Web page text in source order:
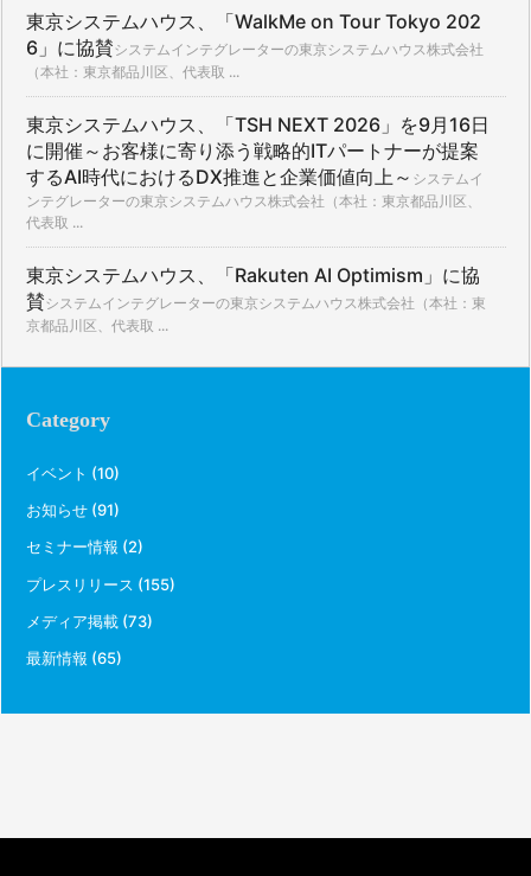
東京システムハウス、「WalkMe on Tour Tokyo 202
6」に協賛システムインテグレーターの東京システムハウス株式会社
（本社：東京都品川区、代表取 ...
東京システムハウス、「TSH NEXT 2026」を9月16日
に開催～お客様に寄り添う戦略的ITパートナーが提案
するAI時代におけるDX推進と企業価値向上～ システムイ
ンテグレーターの東京システムハウス株式会社（本社：東京都品川区、
代表取 ...
東京システムハウス、「Rakuten AI Optimism」に協
賛システムインテグレーターの東京システムハウス株式会社（本社：東
京都品川区、代表取 ...
Category
イベント (10)
お知らせ(91)
セミナー情報 (2)
プレスリリース (155)
メディア掲載(73)
最新情報 (65)